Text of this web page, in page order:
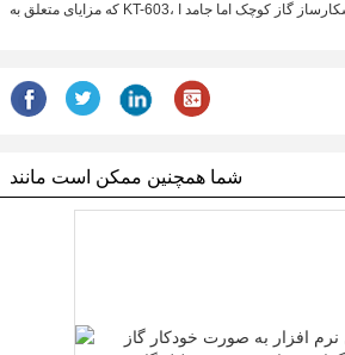
شما همچنین ممکن است مانند